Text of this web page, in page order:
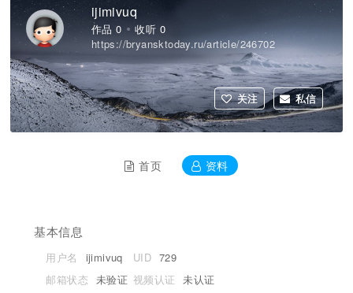
ijimivuq
作品 0
收听 0
https://bryansktoday.ru/article/246702
关注 私信
首页 资料
基本信息
用户名 ijimivuq UID 729
邮箱状态 未验证 视频认证 未认证